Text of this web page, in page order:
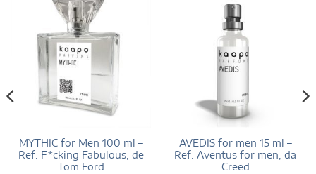
MYTHIC for Men 100 ml –
Ref. F*cking Fabulous, de
Tom Ford
AVEDIS for men 15 ml –
Ref. Aventus for men, da
Creed